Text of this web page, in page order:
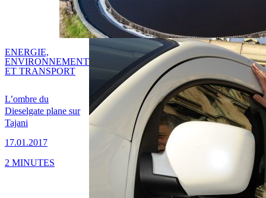
L’ombre du
Dieselgate plane sur
Tajani
17.01.2017
ENERGIE,
ENVIRONNEMENT
ET TRANSPORT
2 MINUTES